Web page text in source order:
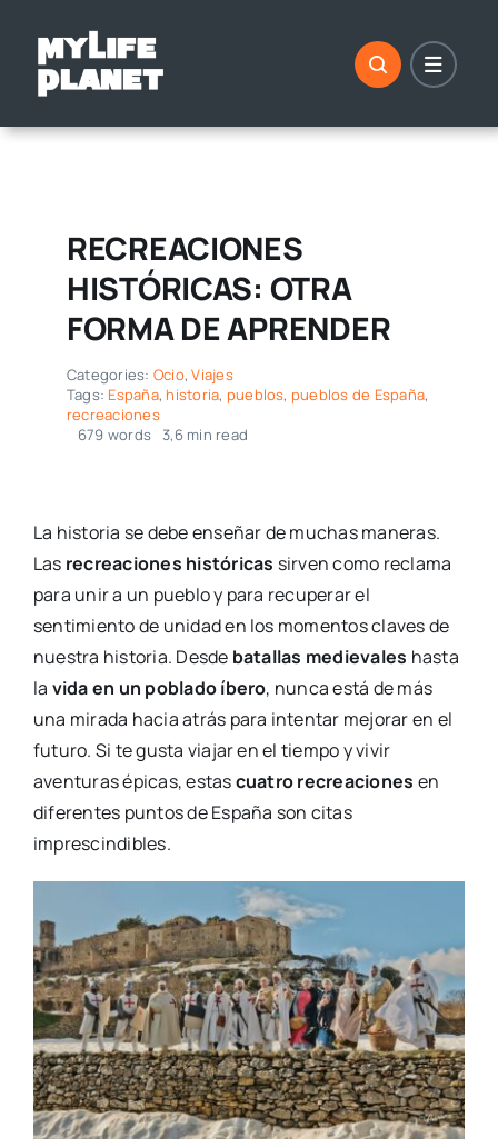
contenido
RECREACIONES
HISTÓRICAS: OTRA
FORMA DE APRENDER
Categories: Ocio,Viajes
Tags: España, historia, pueblos, pueblos de España,
recreaciones
679 words 3,6 min read
La historia se debe enseñar de muchas maneras.
Las recreaciones históricas sirven como reclama
para unir a un pueblo y para recuperar el
sentimiento de unidad en los momentos claves de
nuestra historia. Desde batallas medievales hasta
la vida en un poblado íbero, nunca está de más
una mirada hacia atrás para intentar mejorar en el
futuro. Si te gusta viajar en el tiempo y vivir
aventuras épicas, estascuatro recreaciones en
diferentes puntos de España son citas
imprescindibles.